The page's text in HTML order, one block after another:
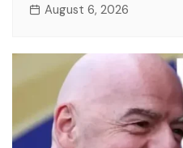
August 6, 2026